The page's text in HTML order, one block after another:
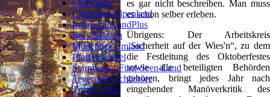
es gar nicht beschreiben. Man muss
es schon selber erleben.
Übrigens: Der Arbeitskreis
„Sicherheit auf der Wies'n“, zu dem
die Festleitung des Oktoberfestes
sowie alle beteiligten Behörden
gehören, bringt jedes Jahr nach
eingehender Manöverkritik des
Chiemgau
Chiemsee-Alpenland
IngolStadtLandPlus
Inn - Salzach
Münchner Umland
Pfaffenwinkel
Starnberger Fünf-Seen-Land
Tegernsee-Schliersee
Tölzer Land